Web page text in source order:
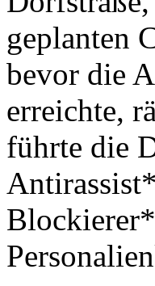
geplanten
bevor die
erreichte,
führte die